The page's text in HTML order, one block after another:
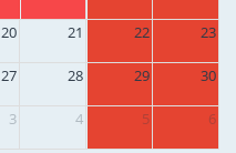
20 21 22 23
27 28 29 30
3 4 5 6